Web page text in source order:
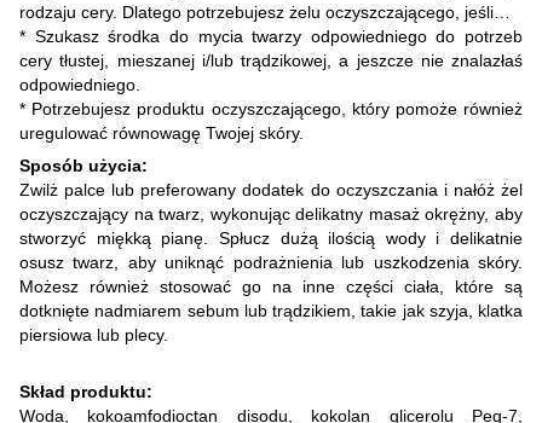
rodzaju cery. Dlatego potrzebujesz żelu oczyszczającego, jeśli…
* Szukasz środka do mycia twarzy odpowiedniego do potrzeb
cery tłustej, mieszanej i/lub trądzikowej, a jeszcze nie znalazłaś
odpowiedniego.
* Potrzebujesz produktu oczyszczającego, który pomoże również
uregulować równowagę Twojej skóry.
Sposób użycia:
Zwilż palce lub preferowany dodatek do oczyszczania i nałóż żel
oczyszczający na twarz, wykonując delikatny masaż okrężny, aby
stworzyć miękką pianę. Spłucz dużą ilością wody i delikatnie
osusz twarz, aby uniknąć podrażnienia lub uszkodzenia skóry.
Możesz również stosować go na inne części ciała, które są
dotknięte nadmiarem sebum lub trądzikiem, takie jak szyja, klatka
piersiowa lub plecy.
Skład produktu:
Woda, kokoamfodioctan disodu, kokolan glicerolu Peg-7,